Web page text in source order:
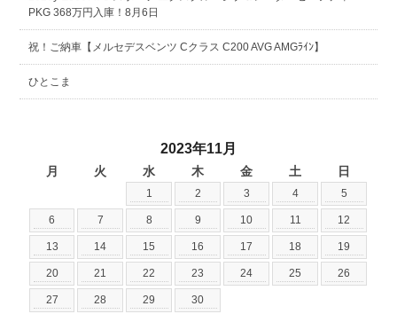
PKG 368万円入庫！8月6日
祝！ご納車【メルセデスベンツ Cクラス C200 AVG AMGﾗｲﾝ】
ひとこま
2023年11月
月 火 水 木 金 土 日
1 2 3 4 5
6 7 8 9 10 11 12
13 14 15 16 17 18 19
20 21 22 23 24 25 26
27 28 29
30